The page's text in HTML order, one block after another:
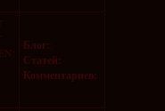
Блог::
Статей:
Комментариев: